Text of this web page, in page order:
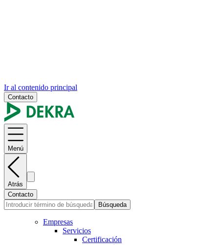
Ir al contenido principal
Contacto
Menú
Atrás
Contacto
Búsqueda
Empresas
Servicios
Certificación